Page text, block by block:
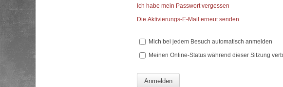
Ich habe mein Passwort vergessen
Die Aktivierungs-E-Mail erneut senden
Mich bei jedem Besuch automatisch anmelden
Meinen Online-Status während dieser Sitzung